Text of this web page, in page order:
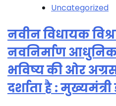
Uncategorized
नवीन विधायक
नवनिर्माण आधुनिक
भविष्य की ओर
दर्शाता है : मुख्यमंत्री